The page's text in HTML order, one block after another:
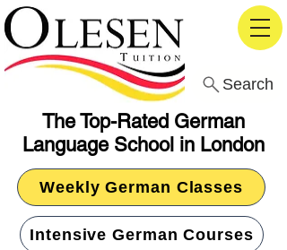
The Top-Rated German
Language School in London
Search
Weekly German Classes
Intensive German Courses